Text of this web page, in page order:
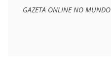
GAZETA ONLINE NO MUNDO